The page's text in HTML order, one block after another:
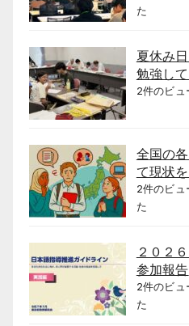
た
夏休み
勉強し
2件のビュ
全国の
て現状
2件のビュ
た
２０２
参加報告
2件のビュ
た